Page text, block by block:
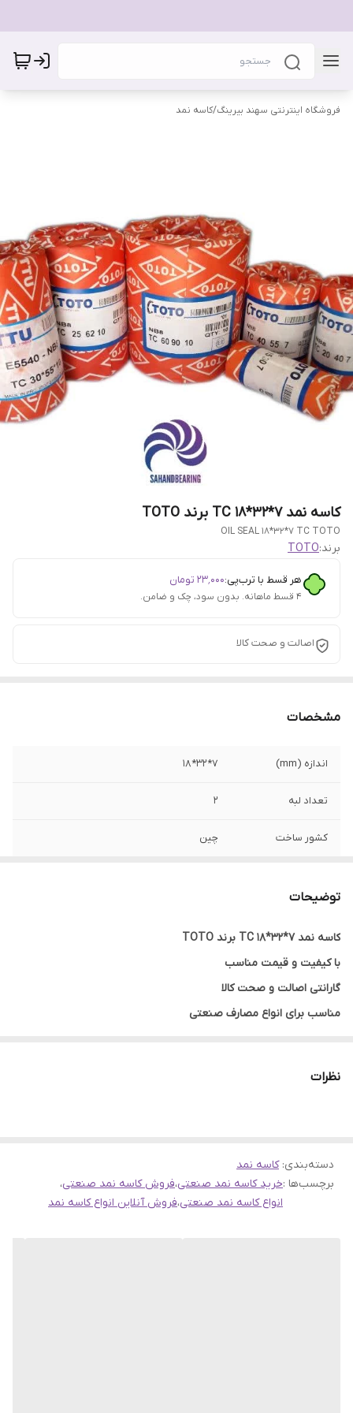
فروشگاه اینترنتی سهند بیرینگ/کاسه نمد
کاسه نمد 7*32*18 TC برند TOTO
OIL SEAL 18*32*7 TC TOTO
برند:TOTO
هر قسط با ترب‌پی:۲۳٬۰۰۰ تومان
۴ قسط ماهانه. بدون سود، چک و ضامن.
اصالت و صحت کالا
مشخصات
اندازه (mm) 7*32*18
تعداد لبه 2
کشور ساخت چین
توضیحات
کاسه نمد 7*32*18 TC برند TOTO
با کیفیت و قیمت مناسب
گارانتی اصالت و صحت کالا
مناسب برای انواع مصارف صنعتی
نظرات
دسته‌بندی:کاسه نمد
برچسب‌ها :خرید کاسه نمد صنعتی،فروش کاسه نمد صنعتی،
انواع کاسه نمد صنعتی،فروش آنلاین انواع کاسه نمد